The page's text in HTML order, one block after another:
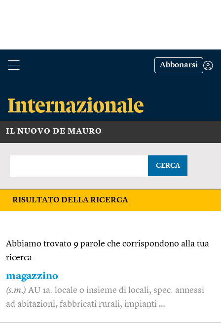
Abbonarsi
IL NUOVO DE MAURO
CERCA
RISULTATO DELLA RICERCA
Abbiamo trovato 9 parole che corrispondono alla tua
ricerca.
magazzino
(s.m.) AU 1a. locale o insieme di locali, spec. annessi
ad abitazioni, fabbricati rurali, impianti …